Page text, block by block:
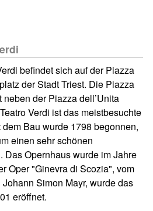
befindet sich auf der Piazza
der Stadt Triest. Die Piazza
der Piazza dell’Unita
Verdi ist das meistbesuchte
Bau wurde 1798 begonnen,
einen sehr schönen
Das Opernhaus wurde im Jahre
Oper "Ginevra di Scozia", vom
Simon Mayr, wurde das
eröffnet.